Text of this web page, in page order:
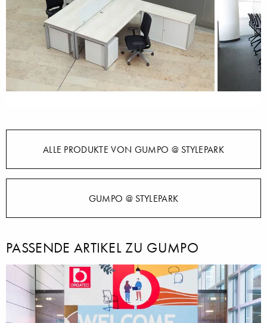
ALLE PRODUKTE VON GUMPO @ STYLEPARK
GUMPO @ STYLEPARK
PASSENDE ARTIKEL ZU GUMPO